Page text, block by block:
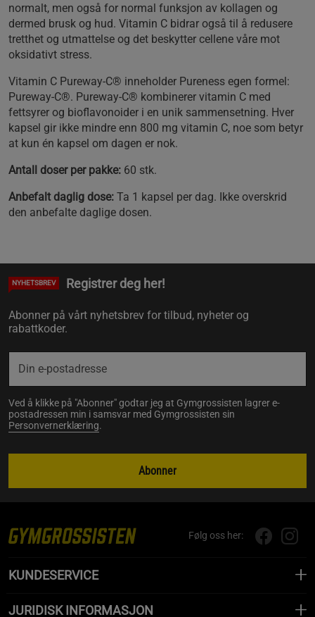
normalt, men også for normal funksjon av kollagen og
dermed brusk og hud. Vitamin C bidrar også til å redusere
tretthet og utmattelse og det beskytter cellene våre mot
oksidativt stress.
Vitamin C Pureway-C® inneholder Pureness egen formel:
Pureway-C®. Pureway-C® kombinerer vitamin C med
fettsyrer og bioflavonoider i en unik sammensetning. Hver
kapsel gir ikke mindre enn 800 mg vitamin C, noe som betyr
at kun én kapsel om dagen er nok.
Antall doser per pakke: 60 stk.
Anbefalt daglig dose: Ta 1 kapsel per dag. Ikke overskrid
den anbefalte daglige dosen.
NYHETSBREV Registrer deg her!
Abonner på vårt nyhetsbrev for tilbud, nyheter og
rabattkoder.
Ved å klikke på "Abonner" godtar jeg at Gymgrossisten lagrer e-
postadressen min i samsvar med Gymgrossisten sin
Personvernerklæring.
Abonner
Følg oss her:
KUNDESERVICE
JURIDISK INFORMASJON